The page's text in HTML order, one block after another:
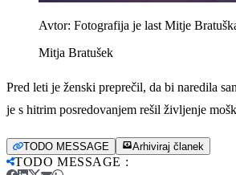
Avtor: Fotografija je last Mitje
Mitja Bratušek
Pred leti je ženski preprečil, da bi naredila
je s hitrim posredovanjem rešil življenje
TODO MESSAGE Arhiviraj članek
TODO MESSAGE :